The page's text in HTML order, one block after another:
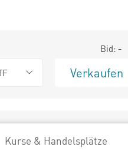
Bid: -
Verkaufen
Kurse & Handelsplätze